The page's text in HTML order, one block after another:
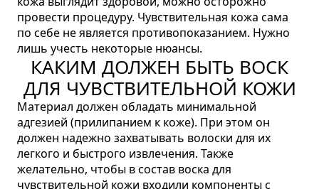
провести процедуру. Чувствительная кожа сама
по себе не является противопоказанием. Нужно
лишь учесть некоторые нюансы.
КАКИМ ДОЛЖЕН БЫТЬ ВОСК
ДЛЯ ЧУВСТВИТЕЛЬНОЙ КОЖИ
Материал должен обладать минимальной
адгезией (прилипанием к коже). При этом он
должен надежно захватывать волоски для их
легкого и быстрого извлечения. Также
желательно, чтобы в состав воска для
чувствительной кожи входили компоненты с